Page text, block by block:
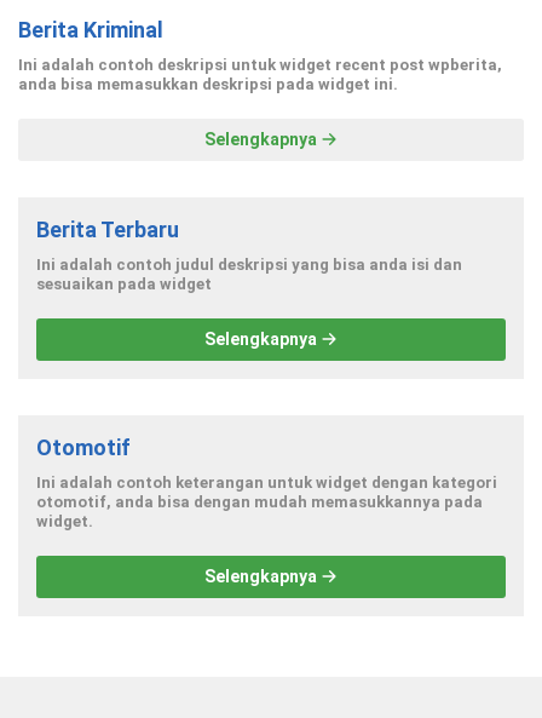
Berita Kriminal
Ini adalah contoh deskripsi untuk widget recent post wpberita,
anda bisa memasukkan deskripsi pada widget ini.
Selengkapnya
Berita Terbaru
Ini adalah contoh judul deskripsi yang bisa anda isi dan
sesuaikan pada widget
Selengkapnya
Otomotif
Ini adalah contoh keterangan untuk widget dengan kategori
otomotif, anda bisa dengan mudah memasukkannya pada
widget.
Selengkapnya